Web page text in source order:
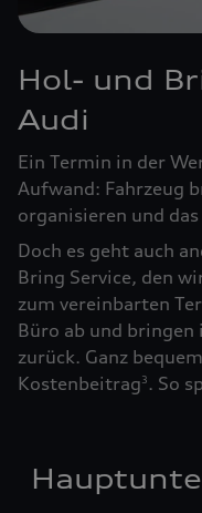
Hol- und
Audi
Ein Termin in der
Aufwand: Fahrzeug
organisieren und
Doch es geht auch
Bring Service, den
zum vereinbarten
Büro ab und
zurück. Ganz
Kostenbeitrag3. So